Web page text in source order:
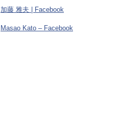
加藤 雅夫 | Facebook
Masao Kato – Facebook